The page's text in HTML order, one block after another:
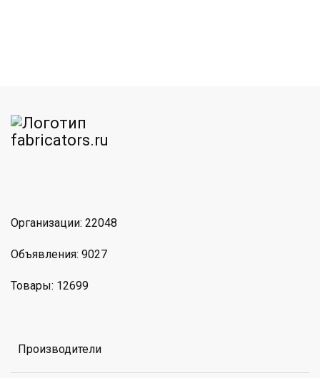
Организации: 22048
Объявления: 9027
Товары: 12699
Производители